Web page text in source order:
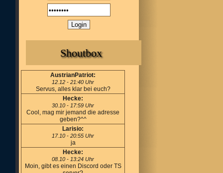
Shoutbox
AustrianPatriot:
12.12 - 21:40 Uhr
Servus, alles klar bei euch?
Hecke:
30.10 - 17:59 Uhr
Cool, mag mir jemand die adresse
geben?^^
Larisio:
17.10 - 20:55 Uhr
ja
Hecke:
08.10 - 13:24 Uhr
Moin, gibt es einen Discord oder TS